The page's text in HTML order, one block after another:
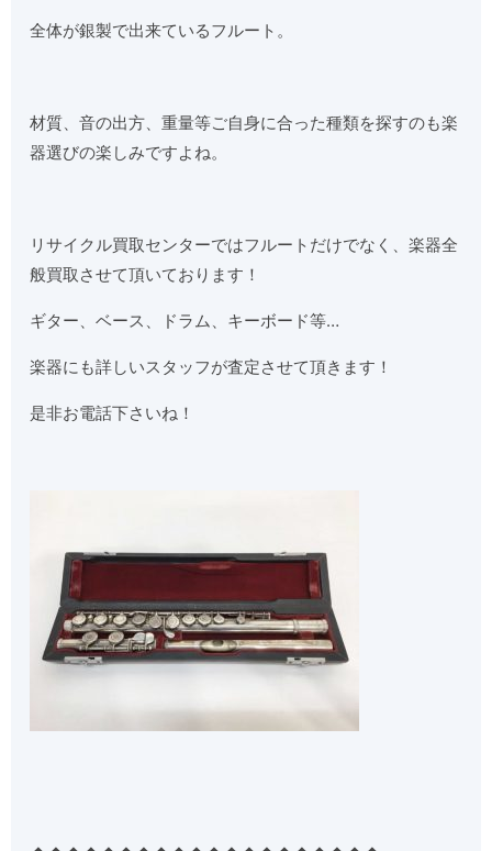
全体が銀製で出来ているフルート。
材質、音の出方、重量等ご自身に合った種類を探すのも楽
器選びの楽しみですよね。
リサイクル買取センターではフルートだけでなく、楽器全
般買取させて頂いております！
ギター、ベース、ドラム、キーボード等…
楽器にも詳しいスタッフが査定させて頂きます！
是非お電話下さいね！